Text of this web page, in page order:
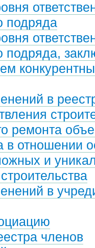
подряда
подряда,
в
ремонта
в отношении
и
в
членов